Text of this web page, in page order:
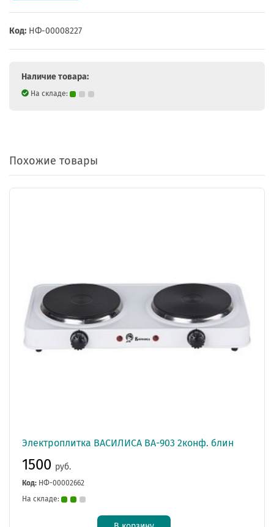
Код: НФ-00008227
Наличие товара:
На складе:
Похожие товары
Электроплитка ВАСИЛИСА ВА-903 2конф. блин
1500 руб.
Код: НФ-00002662
На складе: